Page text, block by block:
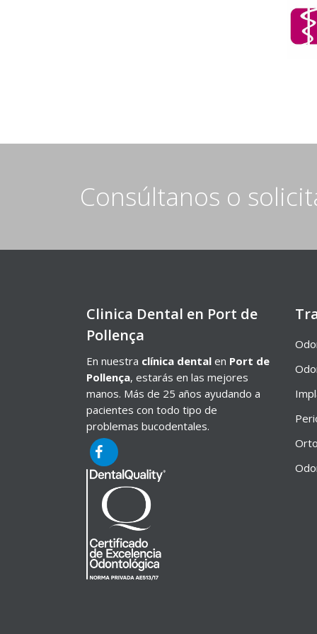
Consúltanos o
Clinica Dental en Port de
Pollença
En nuestra clínica dental en Port de
Pollença, estarás en las mejores
manos. Más de 25 años ayudando a
pacientes con todo tipo de
problemas bucodentales.